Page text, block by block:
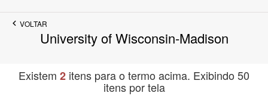
VOLTAR
University of Wisconsin-Madison
Existem 2 itens para o termo acima. Exibindo 50
itens por tela